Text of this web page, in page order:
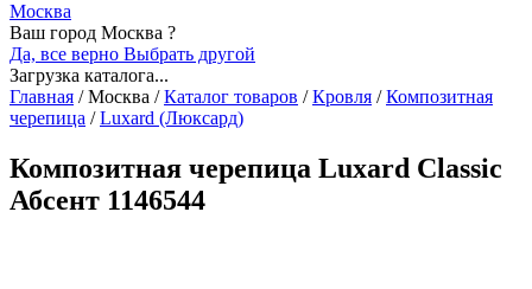
Москва
Ваш город Москва ?
Да, все верно Выбрать другой
Загрузка каталога...
Главная /Москва / Каталог товаров / Кровля / Композитная
черепица / Luxard (Люксард)
Композитная черепица Luxard Classic
Абсент 1146544